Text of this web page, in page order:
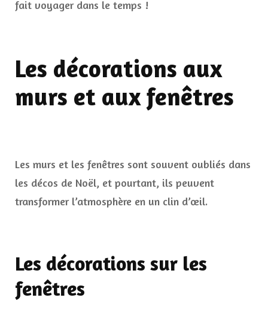
fait voyager dans le temps !
Les décorations aux
murs et aux fenêtres
Les murs et les fenêtres sont souvent oubliés dans
les décos de Noël, et pourtant, ils peuvent
transformer l’atmosphère en un clin d’œil.
Les décorations sur les
fenêtres